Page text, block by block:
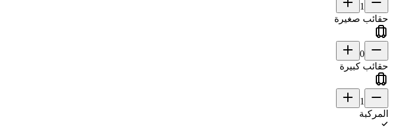
1
حقائب صغيرة
0
حقائب كبيرة
1
المركبة